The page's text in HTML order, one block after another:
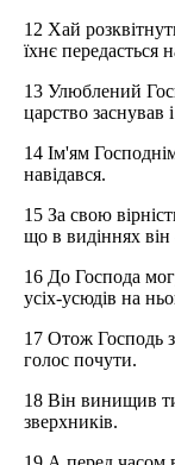
12 Хай
їхнє передасться
13 Улюблений
царство заснував
14 Ім'ям
навідався.
15 За свою
що в видіннях
16 До Господа
усіх-усюдів на
17 Отож Господь
голос почути.
18 Він винищив
зверхників.